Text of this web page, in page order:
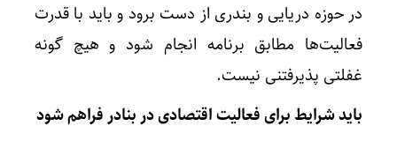
در حوزه دریایی و بندری از دست برود و باید با قدرت
فعالیت‌ها مطابق برنامه انجام شود و هیچ گونه
غفلتی پذیرفتنی نیست.
باید شرایط برای فعالیت اقتصادی در بنادر فراهم شود